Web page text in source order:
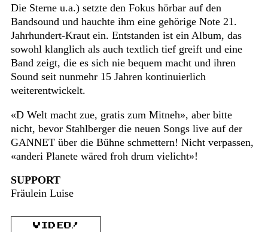
Die Sterne u.a.) setzte den Fokus hörbar auf den
Bandsound und hauchte ihm eine gehörige Note 21.
Jahrhundert-Kraut ein. Entstanden ist ein Album, das
sowohl klanglich als auch textlich tief greift und eine
Band zeigt, die es sich nie bequem macht und ihren
Sound seit nunmehr 15 Jahren kontinuierlich
weiterentwickelt.
«D Welt macht zue, gratis zum Mitneh», aber bitte
nicht, bevor Stahlberger die neuen Songs live auf der
GANNET über die Bühne schmettern! Nicht verpassen,
«anderi Planete wäred froh drum vielicht»!
SUPPORT
Fräulein Luise
VIDEO!